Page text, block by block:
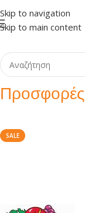
Skip to navigation
Skip to main content
Προσφορές
SALE